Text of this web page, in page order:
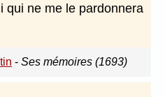
qui ne me le pardonnera
- Ses mémoires (1693)